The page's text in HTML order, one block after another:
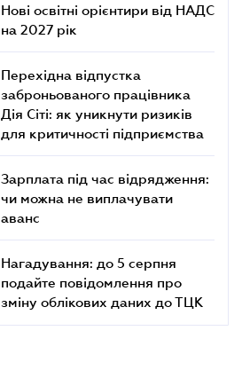
Нові освітні орієнтири від НАДС
на 2027 рік
Перехідна відпустка
заброньованого працівника
Дія Сіті: як уникнути ризиків
для критичності підприємства
Зарплата під час відрядження:
чи можна не виплачувати
аванс
Нагадування: до 5 серпня
подайте повідомлення про
зміну облікових даних до ТЦК